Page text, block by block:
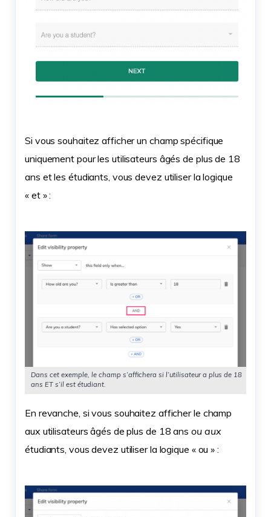
Si vous souhaitez afficher un champ spécifique
uniquement pour les utilisateurs âgés de plus de 18
ans et les étudiants, vous devez utiliser la logique
« et » :
Dans cet exemple, le champ s’affichera si l’utilisateur a plus de 18
ans ET s’il est étudiant.
En revanche, si vous souhaitez afficher le champ
aux utilisateurs âgés de plus de 18 ans ou aux
étudiants, vous devez utiliser la logique « ou » :